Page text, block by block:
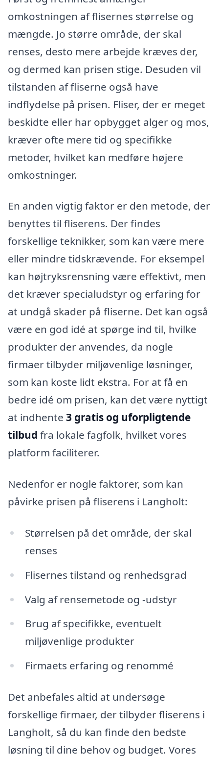
omkostningen af flisernes størrelse og
mængde. Jo større område, der skal
renses, desto mere arbejde kræves der,
og dermed kan prisen stige. Desuden vil
tilstanden af fliserne også have
indflydelse på prisen. Fliser, der er meget
beskidte eller har opbygget alger og mos,
kræver ofte mere tid og specifikke
metoder, hvilket kan medføre højere
omkostninger.
En anden vigtig faktor er den metode, der
benyttes til fliserens. Der findes
forskellige teknikker, som kan være mere
eller mindre tidskrævende. For eksempel
kan højtryksrensning være effektivt, men
det kræver specialudstyr og erfaring for
at undgå skader på fliserne. Det kan også
være en god idé at spørge ind til, hvilke
produkter der anvendes, da nogle
firmaer tilbyder miljøvenlige løsninger,
som kan koste lidt ekstra. For at få en
bedre idé om prisen, kan det være nyttigt
at indhente 3 gratis og uforpligtende
tilbud fra lokale fagfolk, hvilket vores
platform faciliterer.
Nedenfor er nogle faktorer, som kan
påvirke prisen på fliserens i Langholt:
Størrelsen på det område, der skal
renses
Flisernes tilstand og renhedsgrad
Valg af rensemetode og -udstyr
Brug af specifikke, eventuelt
miljøvenlige produkter
Firmaets erfaring og renommé
Det anbefales altid at undersøge
forskellige firmaer, der tilbyder fliserens i
Langholt, så du kan finde den bedste
løsning til dine behov og budget. Vores